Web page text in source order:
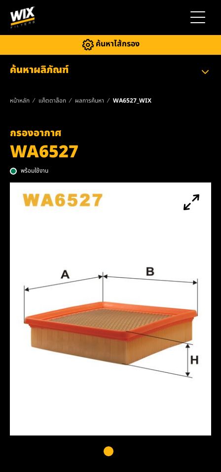
สลับการ
ค้นหาไส้กรอง
ค้นหาผลิภัณฑ์
หน้าหลัก แค็ตตาล็อก ผลการค้นหา WA6527_WIX
กรองอากาศ
WA6527
พร้อมใช้งาน